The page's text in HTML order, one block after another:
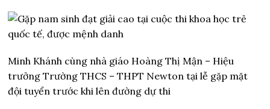
Minh Khánh cùng nhà giáo Hoàng Thị Mận – Hiệu
trưởng Trường THCS – THPT Newton tại lễ gặp mặt
đội tuyển trước khi lên đường dự thi